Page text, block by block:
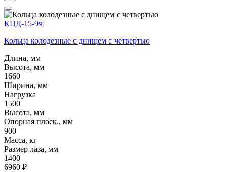
КЦД-15-9ч
Кольца колодезные с днищем с четвертью
Длина, мм
Высота, мм
1660
Ширина, мм
Нагрузка
1500
Высота, мм
Опорная плоск., мм
900
Масса, кг
Размер лаза, мм
1400
6960 ₽